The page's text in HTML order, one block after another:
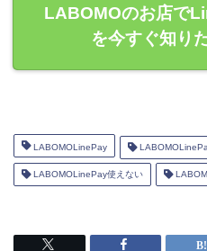
LABOMOのお店で
を今すぐ知り
LABOMOLinePay
LABOMOLinePay使えない